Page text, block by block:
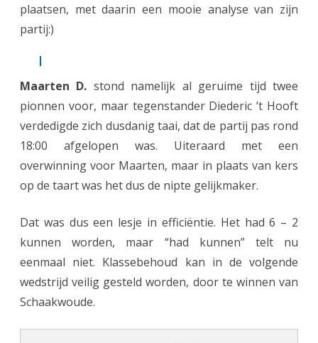
plaatsen, met daarin een mooie analyse van zijn
partij:)
Maarten D. stond namelijk al geruime tijd twee
pionnen voor, maar tegenstander Diederic ’t Hooft
verdedigde zich dusdanig taai, dat de partij pas rond
18:00 afgelopen was. Uiteraard met een
overwinning voor Maarten, maar in plaats van kers
op de taart was het dus de nipte gelijkmaker.
Dat was dus een lesje in efficiëntie. Het had 6 – 2
kunnen worden, maar “had kunnen” telt nu
eenmaal niet. Klassebehoud kan in de volgende
wedstrijd veilig gesteld worden, door te winnen van
Schaakwoude.